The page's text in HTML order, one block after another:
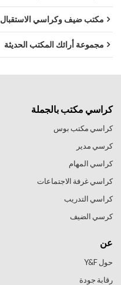
مكتب ضيف وكراسي الاستقبال
مجموعة أرائك المكتب الحديثة
كراسي مكتب بالجملة
كراسي مكتب بوس
كرسي مدير
كراسي المهام
كراسي غرفة الاجتماعات
كراسي التدريب
كرسي الضيف
عن
حول Y&F
رقابة جودة